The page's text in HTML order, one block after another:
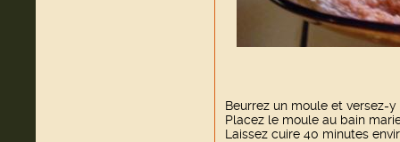
Beurrez un moule et versez-
Placez le moule au bain
Laissez cuire 40 minutes